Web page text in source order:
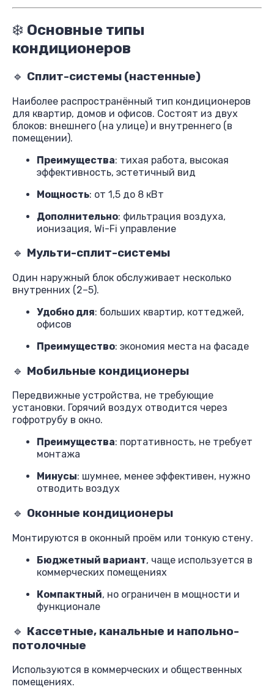
❄️ Основные типы
кондиционеров
🔹 Сплит-системы (настенные)
Наиболее распространённый тип кондиционеров
для квартир, домов и офисов. Состоят из двух
блоков: внешнего (на улице) и внутреннего (в
помещении).
Преимущества: тихая работа, высокая
эффективность, эстетичный вид
Мощность: от 1,5 до 8 кВт
Дополнительно: фильтрация воздуха,
ионизация, Wi-Fi управление
🔹 Мульти-сплит-системы
Один наружный блок обслуживает несколько
внутренних (2–5).
Удобно для: больших квартир, коттеджей,
офисов
Преимущество: экономия места на фасаде
🔹 Мобильные кондиционеры
Передвижные устройства, не требующие
установки. Горячий воздух отводится через
гофротрубу в окно.
Преимущества: портативность, не требует
монтажа
Минусы: шумнее, менее эффективен, нужно
отводить воздух
🔹 Оконные кондиционеры
Монтируются в оконный проём или тонкую стену.
Бюджетный вариант, чаще используется в
коммерческих помещениях
Компактный, но ограничен в мощности и
функционале
🔹 Кассетные, канальные и напольно-
потолочные
Используются в коммерческих и общественных
помещениях.